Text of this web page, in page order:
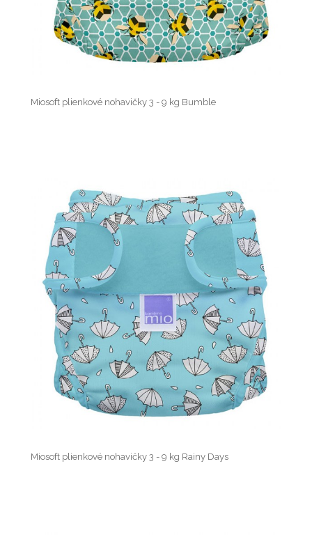
Miosoft plienkové nohavičky 3 - 9 kg Bumble
Miosoft plienkové nohavičky 3 - 9 kg Rainy Days